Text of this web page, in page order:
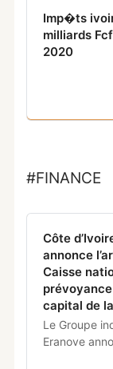
Imp�ts
milliards
2020
#FINANCE
Côte
annonce
Caisse
capital de
Le Groupe
Eranove